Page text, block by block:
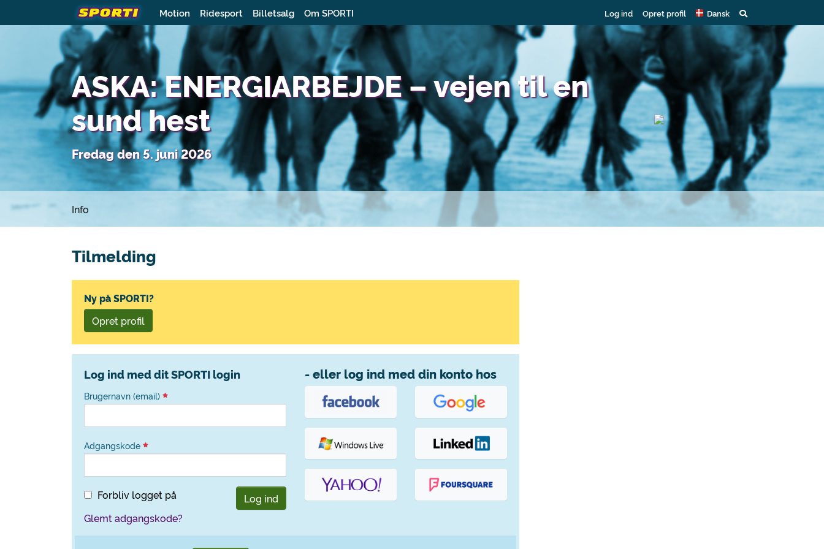
Motion Ridesport Billetsalg Om SPORTI Log ind Opret profil Dansk
ASKA: ENERGIARBEJDE – vejen til en
sund hest
Fredag den 5. juni 2026
Info
Tilmelding
Ny på SPORTI?
Opret profil
Log ind med dit SPORTI login
Brugernavn (email)
Adgangskode
Forbliv logget på
Log ind
Glemt adgangskode?
- eller log ind med din konto hos